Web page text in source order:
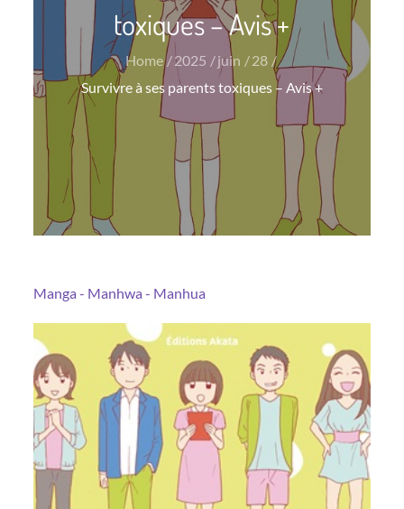
toxiques – Avis +
Home 2025 juin
28
Survivre à ses parents toxiques – Avis +
Manga - Manhwa - Manhua